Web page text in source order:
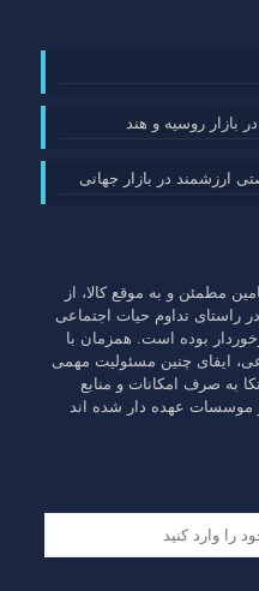
بازار روسیه و هند
ارزشمند در بازار جهانی
مطمئن و به موقع کالا، از
راستای تداوم حیات اجتماعی
بوده است. همزمان با
ایفای چنین مسئولیت مهمی
به صرف امکانات و منابع
و موسسات عهده دار شده اند